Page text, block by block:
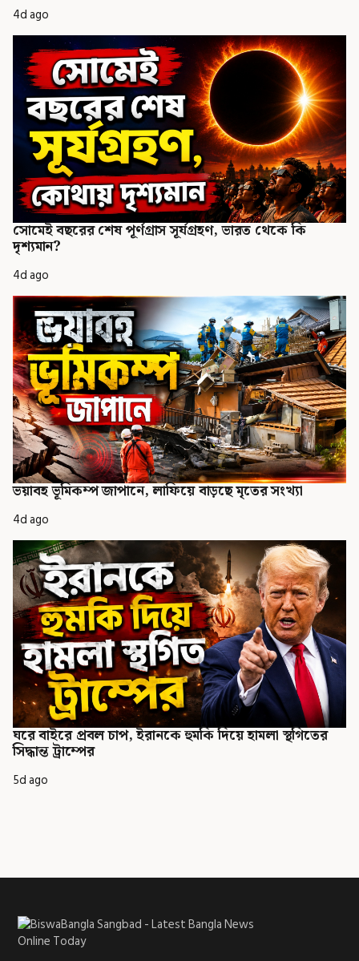
4d ago
সোমেই বছরের শেষ পূর্ণগ্রাস সূর্যগ্রহণ, ভারত থেকে কি
দৃশ্যমান?
4d ago
ভয়াবহ ভূমিকম্প জাপানে, লাফিয়ে বাড়ছে মৃতের সংখ্যা
4d ago
ঘরে বাইরে প্রবল চাপ, ইরানকে হুমকি দিয়ে হামলা স্থগিতের
সিদ্ধান্ত ট্রাম্পের
5d ago